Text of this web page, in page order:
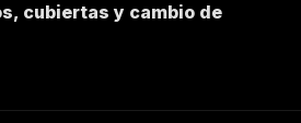
cubiertas y cambio de